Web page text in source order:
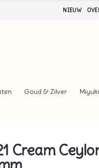
NIEUW
Goud & Zilver Miyuki
Cream